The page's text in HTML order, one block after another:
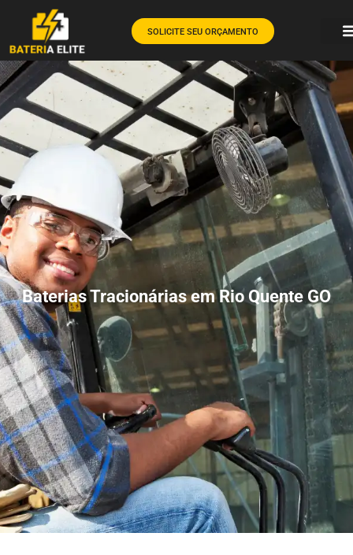
SOLICITE SEU ORÇAMENTO
Baterias Tracionárias em Rio Quente GO